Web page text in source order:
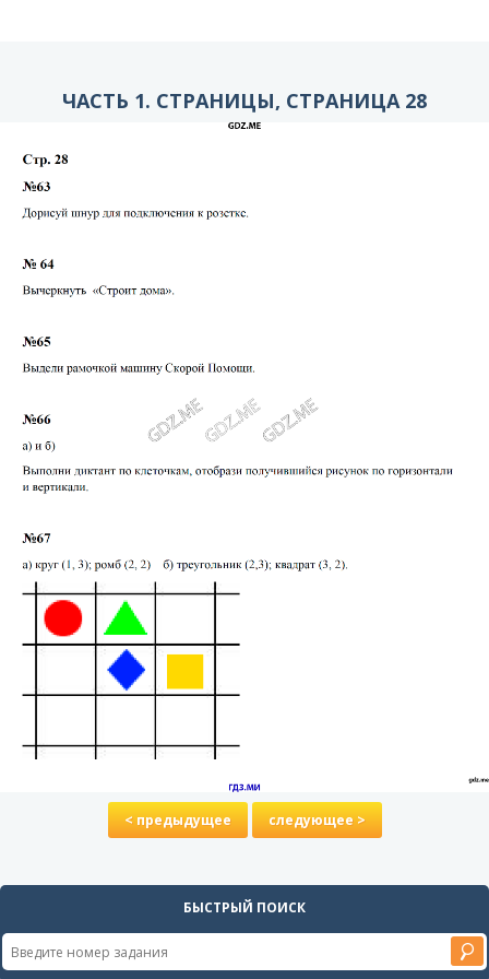
ЧАСТЬ 1. СТРАНИЦЫ, СТРАНИЦА 28
< предыдущее следующее >
БЫСТРЫЙ ПОИСК